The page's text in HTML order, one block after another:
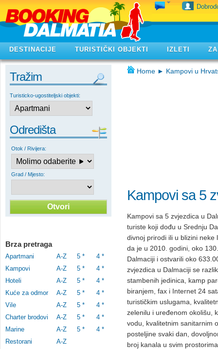
DESTINACIJE TURISTIČKI OBJEKTI IZLETI
Tražim
Turisticko-ugostiteljski objekti:
Odredišta
Otok / Rivijera:
Grad / Mjesto:
Brza pretraga
Apartmani A-Z 5 *
4 *
Kampovi
A-Z 5 *
4 *
Hoteli
A-Z 5 *
4 *
Kuće za odmor
A-Z 5 *
4 *
Vile
A-Z 5 *
4 *
Charter brodovi
A-Z 5 *
4 *
Marine
A-Z 5 *
4 *
Restorani
A-Z
Home ► Kampovi u
Kampovi sa 5
Kampovi sa 5 zvjezdica u
turiste koji dođu u Srednju
divnoj prirodi ili u blizini
da je u 2010. godini, oko
Dalmaciji i ostvarili oko
zvjezdica u Dalmaciji se
stambenih jedinica, kamp
biranjem, fax i Internet 24
turističkim uslugama,
zelenilu i uređenom okolišu,
vodu, kvalitetnim sanitarnim
posteljine svaki dan,
broj kanala u svim